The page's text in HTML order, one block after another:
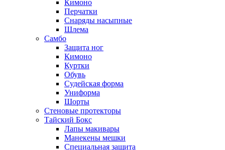
Кимоно
Перчатки
Снаряды насыпные
Шлема
Самбо
Защита ног
Кимоно
Куртки
Обувь
Судейская форма
Униформа
Шорты
Стеновые протекторы
Тайский Бокс
Лапы макивары
Манекены мешки
Специальная защита